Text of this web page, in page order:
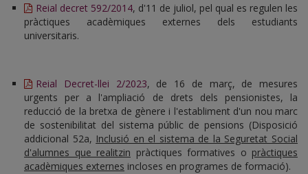
Reial decret 592/2014, d'11 de juliol, pel qual es regulen les
pràctiques acadèmiques externes dels estudiants
universitaris.
Reial Decret-llei 2/2023, de 16 de març, de mesures
urgents per a l'ampliació de drets dels pensionistes, la
reducció de la bretxa de gènere i l'establiment d'un nou marc
de sostenibilitat del sistema públic de pensions (Disposició
addicional 52a, Inclusió en el sistema de la Seguretat Social
d'alumnes que realitzin pràctiques formatives o pràctiques
acadèmiques externes incloses en programes de formació).